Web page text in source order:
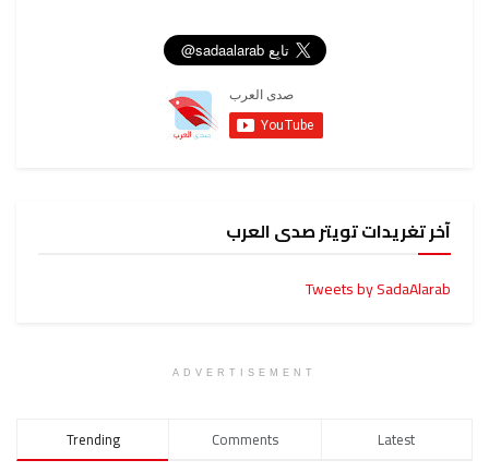
آخر تغريدات تويتر صدى العرب
Tweets by SadaAlarab
ADVERTISEMENT
Trending Comments Latest